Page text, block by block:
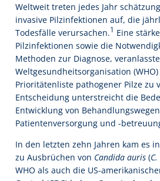
Weltweit treten jedes Jahr
invasive Pilzinfektionen auf, die
Todesfälle verursachen.1 Eine
Pilzinfektionen sowie die
Methoden zur Diagnose,
Weltgesundheitsorganisation
Prioritätenliste pathogener Pilze zu
Entscheidung unterstreicht die
Entwicklung von
Patientenversorgung und -
In den letzten zehn Jahren kam es
zu Ausbrüchen von Candida auris (
WHO als auch die US-